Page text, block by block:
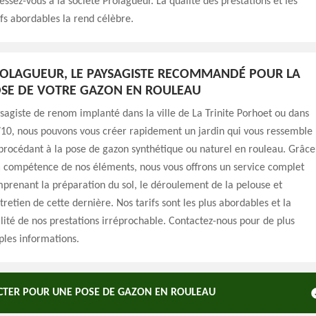
abordables la rend célèbre.
LE PAYSAGISTE RECOMMANDÉ POUR LA
DE VOTRE GAZON EN ROULEAU
de renom implanté dans la ville de La Trinite Porhoet ou dans
nous pouvons vous créer rapidement un jardin qui vous ressemble
à la pose de gazon synthétique ou naturel en rouleau. Grâce
compétence de nos éléments, nous vous offrons un service complet
la préparation du sol, le déroulement de la pelouse et
de cette dernière. Nos tarifs sont les plus abordables et la
de nos prestations irréprochable. Contactez-nous pour de plus
informations.
POUR UNE POSE DE GAZON EN ROULEAU